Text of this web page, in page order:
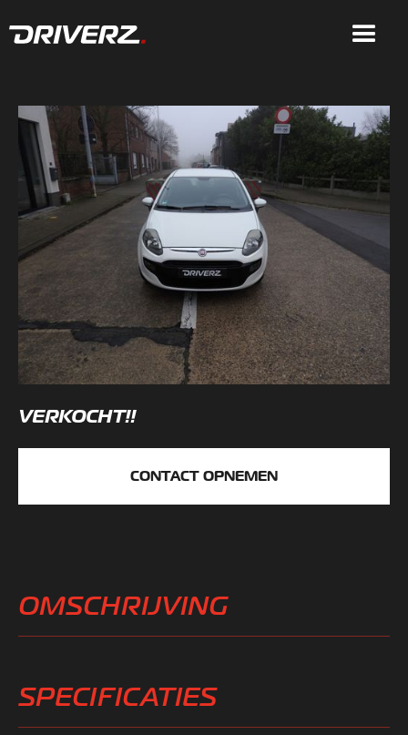
VERKOCHT!!
CONTACT OPNEMEN
OMSCHRIJVING
SPECIFICATIES